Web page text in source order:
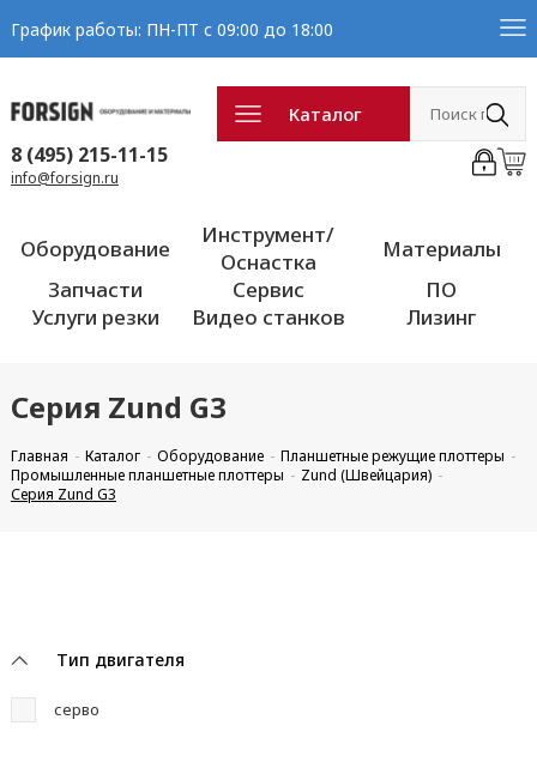
График работы: ПН-ПТ с 09:00 до 18:00
Каталог
8 (495) 215-11-15
info@forsign.ru
Оборудование
Инструмент/
Оснастка
Материалы
Запчасти
Сервис
ПО
Услуги резки
Видео станков Лизинг
Серия Zund G3
Главная Каталог Оборудование
Планшетные режущие плоттеры
Промышленные планшетные плоттеры
Zund (Швейцария)
Серия Zund G3
Тип двигателя
серво